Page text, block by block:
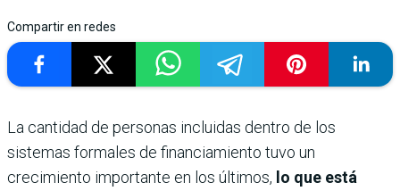
Compartir en redes
La cantidad de personas incluidas dentro de los
sistemas formales de financiamiento tuvo un
crecimiento importante en los últimos, lo que está